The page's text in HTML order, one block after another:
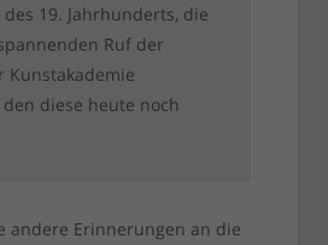
des 19. Jahrhunderts, die
Ruf der
Kunstakademie
diese heute noch
andere Erinnerungen an die